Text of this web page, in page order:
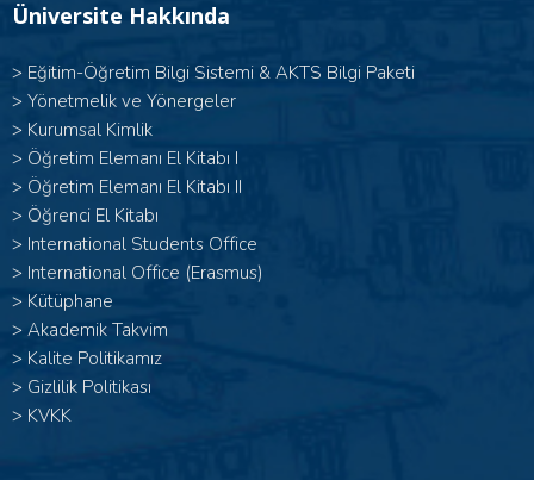
Üniversite Hakkında
> Eğitim-Öğretim Bilgi Sistemi & AKTS Bilgi Paketi
> Yönetmelik ve Yönergeler
> Kurumsal Kimlik
> Öğretim Elemanı El Kitabı I
> Öğretim Elemanı El Kitabı II
> Öğrenci El Kitabı
> International Students Office
> International Office (Erasmus)
> Kütüphane
> Akademik Takvim
> Kalite Politikamız
> Gizlilik Politikası
> KVKK